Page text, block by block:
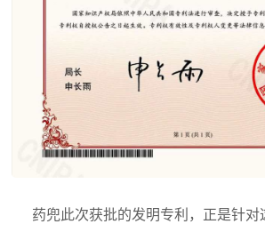
药兜此次获批的发明专利，正是针对